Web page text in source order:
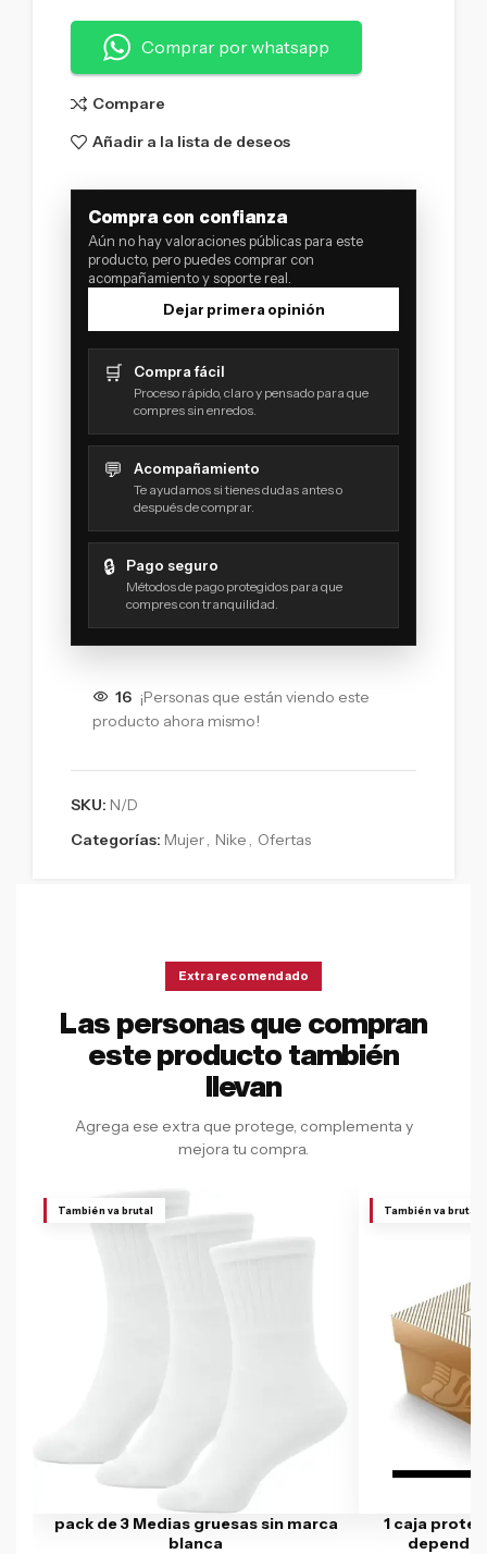
Comprar por whatsapp
Compare
Añadir a la lista de deseos
Compra con confianza
Aún no hay valoraciones públicas para este
producto, pero puedes comprar con
acompañamiento y soporte real.
Dejar primera opinión
🛒 Compra fácil
Proceso rápido, claro y pensado para que
compres sin enredos.
💬 Acompañamiento
Te ayudamos si tienes dudas antes o
después de comprar.
🔒 Pago seguro
Métodos de pago protegidos para que
compres con tranquilidad.
16 ¡Personas que están viendo este
producto ahora mismo!
SKU: N/D
Categorías: Mujer, Nike , Ofertas
Extra recomendado
Las personas que compran
este producto también
llevan
Agrega ese extra que protege, complementa y
mejora tu compra.
También va brutal
pack de 3 Medias gruesas sin marca
blanca
También va brutal
1 caja
depende